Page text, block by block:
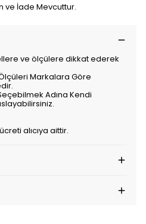
ve İade Mevcuttur.
ve ölçülere dikkat ederek
Markalara Göre
Adına Kendi
alıcıya aittir.